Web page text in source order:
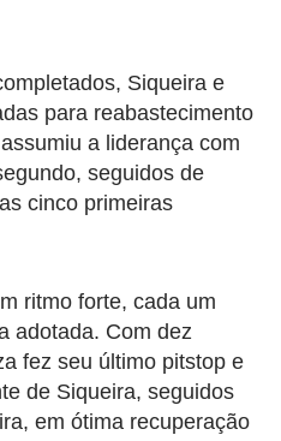
Siqueira e
para reabastecimento
a liderança com
seguidos de
cinco primeiras
ritmo forte, cada um
adotada. Com dez
fez seu último pitstop e
de Siqueira, seguidos
em ótima recuperação